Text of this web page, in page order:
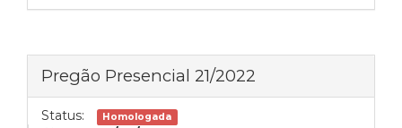
Pregão Presencial 21/2022
Status: Homologada